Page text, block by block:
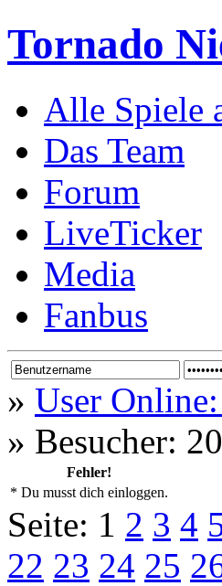
Tornado
Alle Spiele
Das Team
Forum
LiveTicker
Media
Fanbus
» User
» Besucher:
Fehler!
* Du musst dich einloggen.
Seite: 1 2 3 4
22 23 24 25